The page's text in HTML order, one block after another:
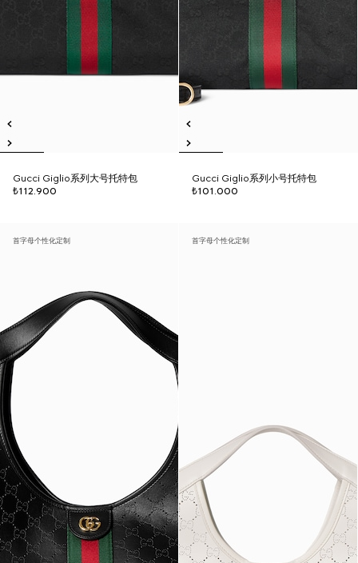
Gucci Giglio系列大号托特包
₺112.900
Gucci Giglio系列小号托特包
₺101.000
首字母个性化定制 首字母个性化定制